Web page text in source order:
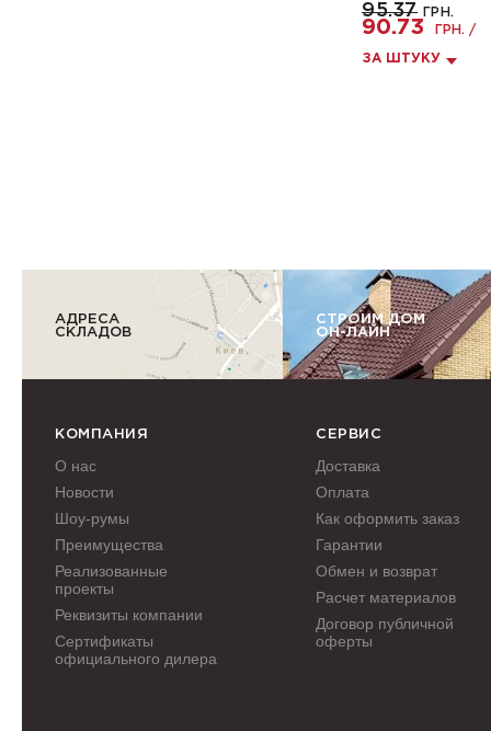
95.37 ГРН.
90.73 ГРН. /
ЗА ШТУКУ
АДРЕСА
СКЛАДОВ
СТРОИМ ДОМ
ОН-ЛАЙН
КОМПАНИЯ
О нас
Новости
Шоу-румы
Преимущества
Реализованные
проекты
Реквизиты компании
Сертификаты
официального дилера
СЕРВИС
Доставка
Оплата
Как оформить заказ
Гарантии
Обмен и возврат
Расчет материалов
Договор публичной
оферты